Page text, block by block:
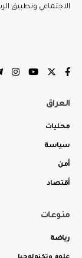
الاجتماعي وتطبيق
العراق
محليات
سياسة
أمن
أقتصاد
منوعات
رياضة